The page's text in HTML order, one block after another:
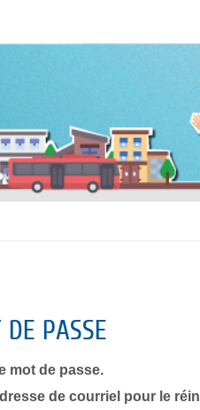
PASSE
mot de passe.
de courriel pour le